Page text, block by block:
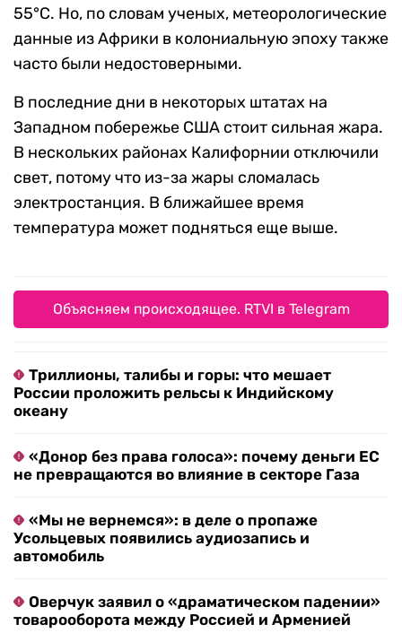
55°C. Но, по словам ученых, метеорологические
данные из Африки в колониальную эпоху также
часто были недостоверными.
В последние дни в некоторых штатах на
Западном побережье США стоит сильная жара.
В нескольких районах Калифорнии отключили
свет, потому что из-за жары сломалась
электростанция. В ближайшее время
температура может подняться еще выше.
Объясняем происходящее. RTVI в Telegram
Триллионы, талибы и горы: что мешает
России проложить рельсы к Индийскому
океану
«Донор без права голоса»: почему деньги ЕС
не превращаются во влияние в секторе Газа
«Мы не вернемся»: в деле о пропаже
Усольцевых появились аудиозапись и
автомобиль
Оверчук заявил о «драматическом падении»
товарооборота между Россией и Арменией